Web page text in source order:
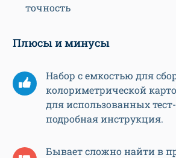
точность
Плюсы и минусы
Набор с емкостью для
колориметрической
для использованных
подробная инструкция.
Бывает сложно найти в